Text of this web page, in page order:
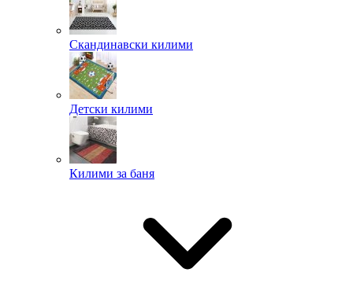
Скандинавски килими
Детски килими
Килими за баня